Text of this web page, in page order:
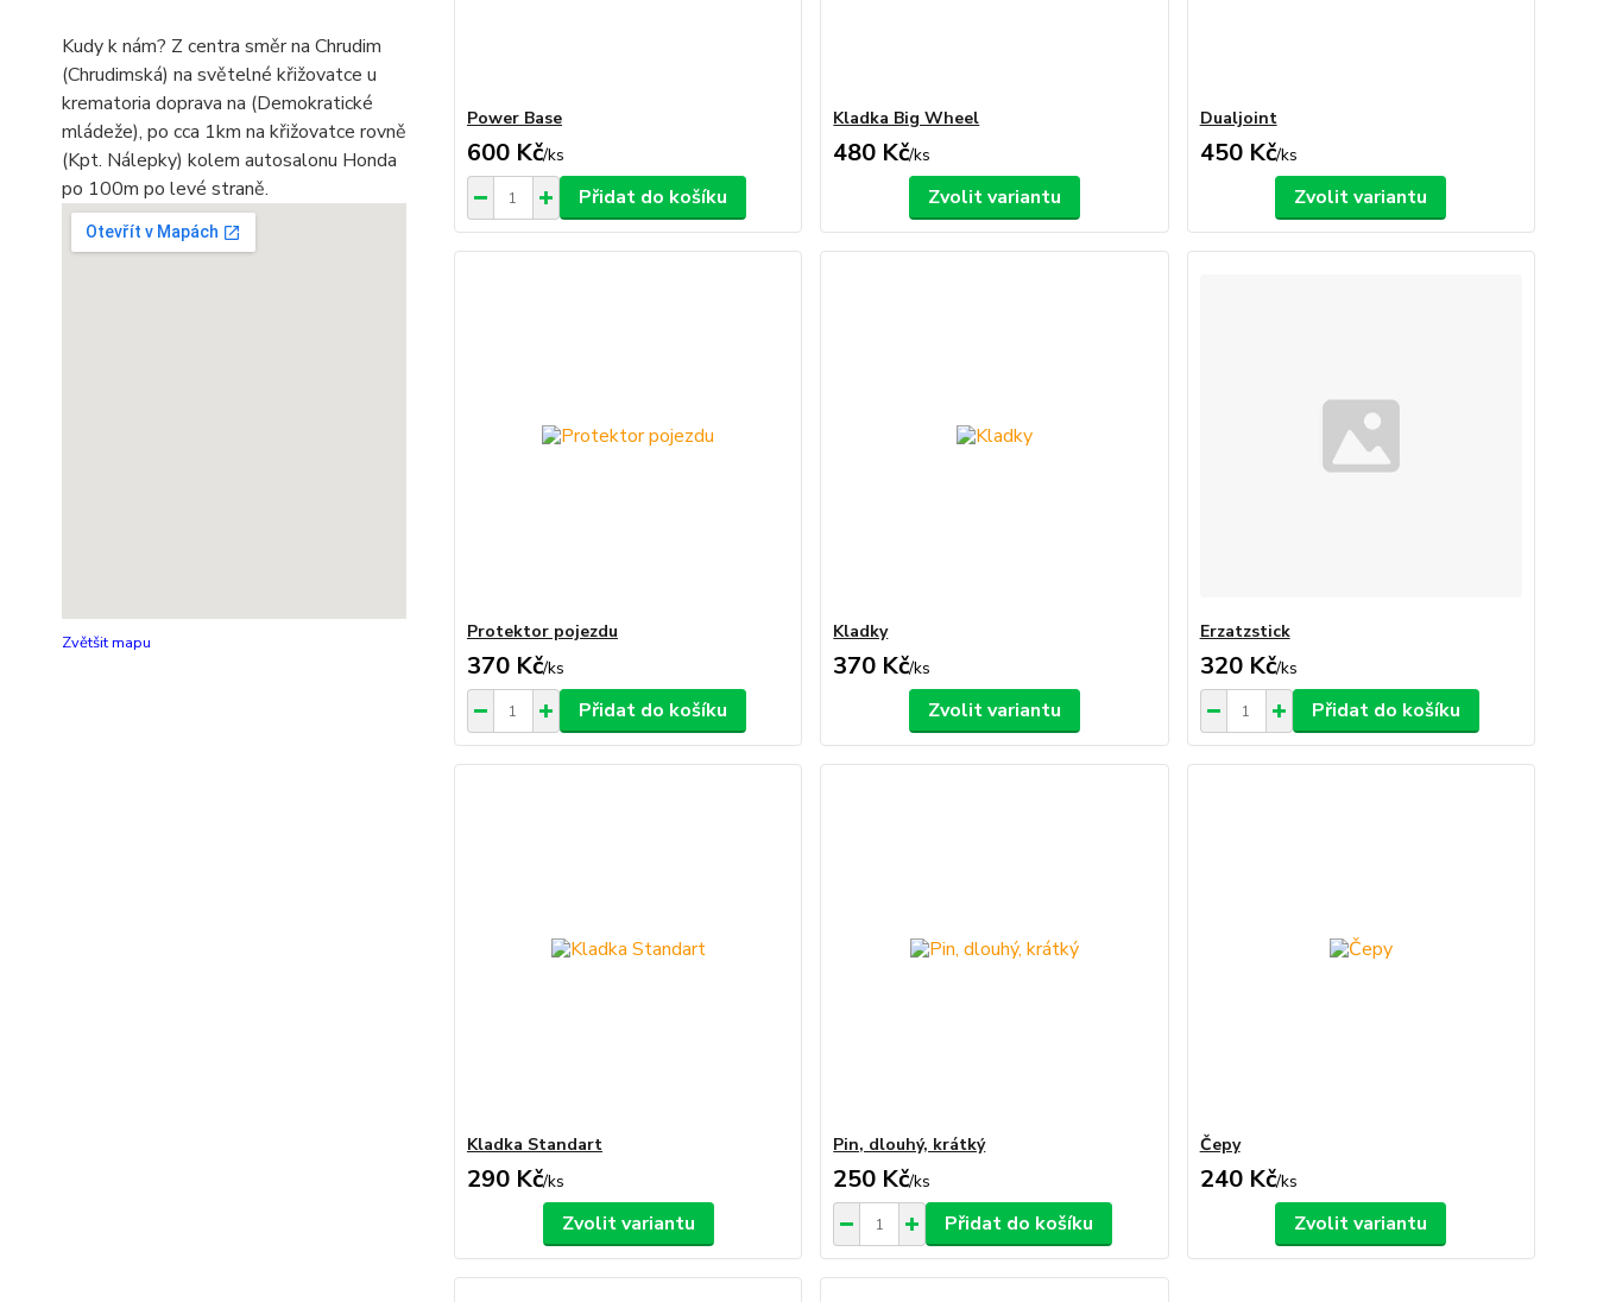
Kudy k nám? Z centra směr na Chrudim
(Chrudimská) na světelné křižovatce u
krematoria doprava na (Demokratické
mládeže), po cca 1km na křižovatce rovně
(Kpt. Nálepky) kolem autosalonu Honda
po 100m po levé straně.
Zvětšit mapu
Power Base
600 Kč/ks
Přidat do košíku
Kladka Big Wheel
480 Kč/ks
Zvolit variantu
Dualjoint
450 Kč/ks
Zvolit variantu
Protektor pojezdu
370 Kč/ks
Přidat do košíku
Kladky
370 Kč/ks
Zvolit variantu
Erzatzstick
320 Kč/ks
Přidat do košíku
Kladka Standart
290 Kč/ks
Zvolit variantu
Pin, dlouhý, krátký
250 Kč/ks
Přidat do košíku
Čepy
240 Kč/ks
Zvolit variantu